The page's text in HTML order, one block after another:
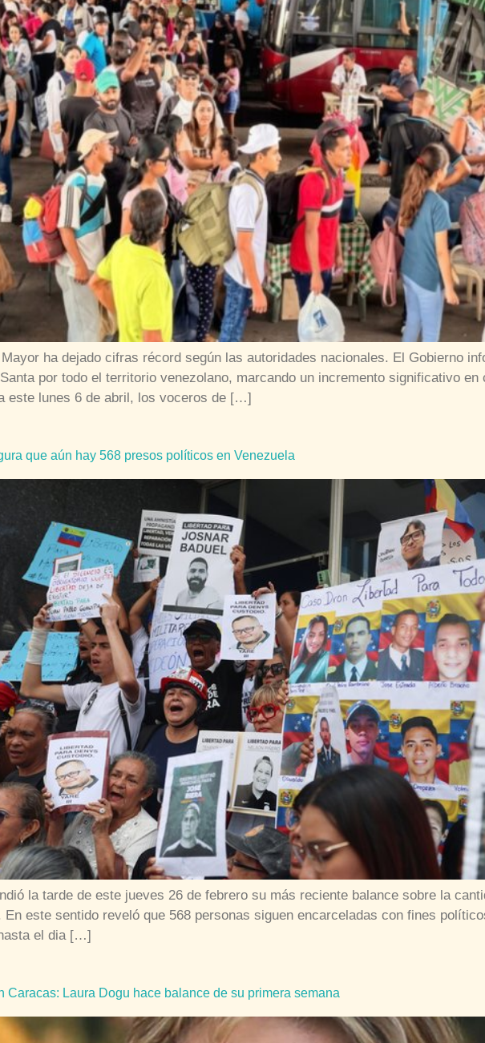
ha dejado cifras récord según las autoridades nacionales. El Gobierno
por todo el territorio venezolano, marcando un incremento significativo
este lunes 6 de abril, los voceros de […]
que aún hay 568 presos políticos en Venezuela
la tarde de este jueves 26 de febrero su más reciente balance sobre la
En este sentido reveló que 568 personas siguen encarceladas con fines
el dia […]
Caracas: Laura Dogu hace balance de su primera semana